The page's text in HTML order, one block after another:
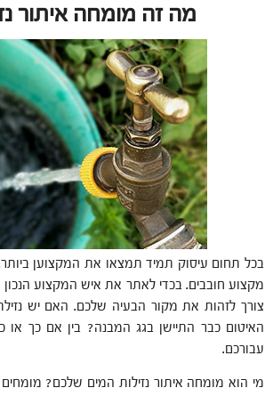
מה זה מומחה איתור
בכל תחום עיסוק תמיד תמצאו את המקצוען
מקצוע חובבים. בכדי לאתר את איש המקצוע הנכון
צורך לזהות את מקור הבעיה שלכם. האם יש
האיטום כבר התיישן בגג המבנה? בין אם כך או
עבורכם.
מי הוא מומחה איתור נזילות המים שלכם? מומחים